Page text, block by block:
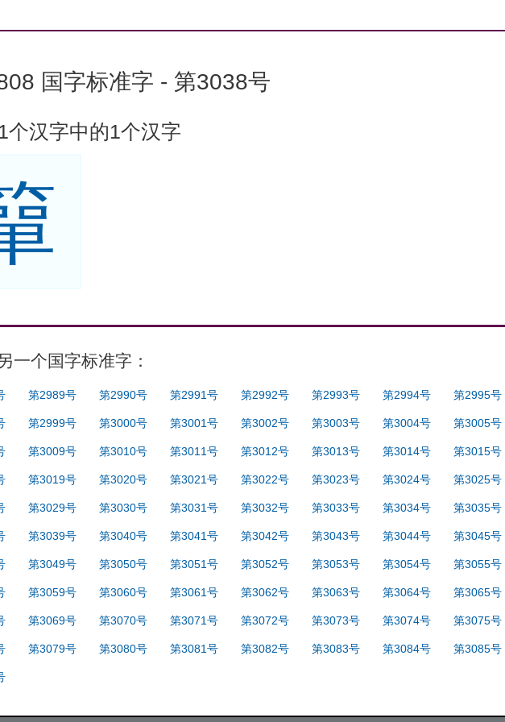
国字标准字 - 第3038号
个汉字中的1个汉字
一个国字标准字：
第2989号 第2990号 第2991号 第2992号 第2993号 第2994号 第2995号
第2999号 第3000号 第3001号 第3002号 第3003号 第3004号 第3005号
第3009号 第3010号 第3011号 第3012号 第3013号 第3014号 第3015号
第3019号 第3020号 第3021号 第3022号 第3023号 第3024号 第3025号
第3029号 第3030号 第3031号 第3032号 第3033号 第3034号 第3035号
第3039号 第3040号 第3041号 第3042号 第3043号 第3044号 第3045号
第3049号 第3050号 第3051号 第3052号 第3053号 第3054号 第3055号
第3059号 第3060号 第3061号 第3062号 第3063号 第3064号 第3065号
第3069号 第3070号 第3071号 第3072号 第3073号 第3074号 第3075号
第3079号 第3080号 第3081号 第3082号 第3083号 第3084号 第3085号